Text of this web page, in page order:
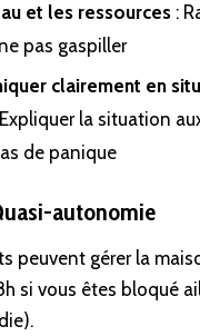
et les ressources :
pas gaspiller
clairement en
la situation
de panique
autonomie
peuvent gérer la
si vous êtes bloqué